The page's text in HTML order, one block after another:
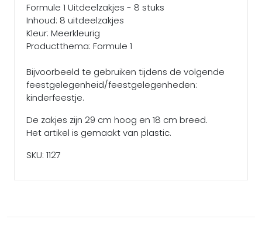
Formule 1 Uitdeelzakjes - 8 stuks
Inhoud: 8 uitdeelzakjes
Kleur: Meerkleurig
Productthema: Formule 1
Bijvoorbeeld te gebruiken tijdens de volgende
feestgelegenheid/feestgelegenheden:
kinderfeestje.
De zakjes zijn 29 cm hoog en 18 cm breed.
Het artikel is gemaakt van plastic.
SKU: 1127